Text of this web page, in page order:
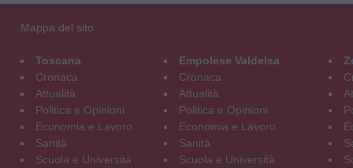
Mappa del sito
Toscana
Cronaca
Attualità
Politica e Opinioni
Economia e Lavoro
Sanità
Scuola e Università
Empolese Valdelsa
Cronaca
Attualità
Politica e Opinioni
Economia e Lavoro
Sanità
Scuola e Università